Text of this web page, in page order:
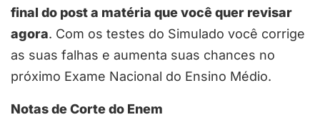
final do post a matéria que você quer revisar
agora. Com os testes do Simulado você corrige
as suas falhas e aumenta suas chances no
próximo Exame Nacional do Ensino Médio.
Notas de Corte do Enem